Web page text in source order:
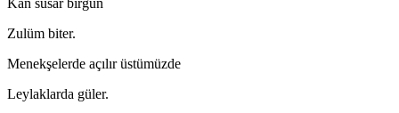
Zulüm biter.
Menekşelerde açılır üstümüzde
Leylaklarda güler.